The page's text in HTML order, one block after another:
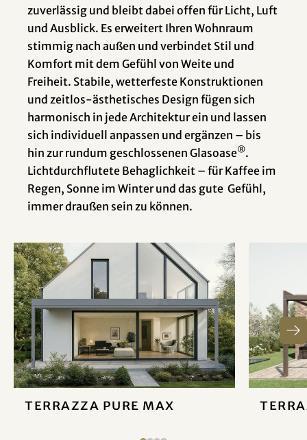
zuverlässig und bleibt dabei offen für Licht, Luft
und Ausblick. Es erweitert Ihren Wohnraum
stimmig nach außen und verbindet Stil und
Komfort mit dem Gefühl von Weite und
Freiheit. Stabile, wetterfeste Konstruktionen
und zeitlos-ästhetisches Design fügen sich
harmonisch in jede Architektur ein und lassen
sich individuell anpassen und ergänzen – bis
hin zur rundum geschlossenen Glasoase®.
Lichtdurchflutete Behaglichkeit – für Kaffee im
Regen, Sonne im Winter und das gute Gefühl,
immer draußen sein zu können.
Terrazza Pure MAX